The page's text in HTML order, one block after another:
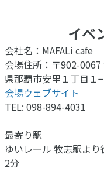
イベ
会社名：MAFALi cafe
会場住所：〒902-0067
県那覇市安里１丁目１
会場ウェブサイト
TEL: 098-894-4031
最寄り駅
ゆいレール 牧志駅より
2分